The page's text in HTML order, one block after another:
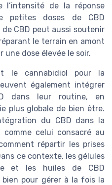
l’intensité de la réponse
petites doses de CBD
CBD peut aussi soutenir
le terrain en amont
dose élevée le soir.
le cannabidiol pour la
également intégrer
dans leur routine, en
plus globale de bien être.
du CBD dans la
comme celui consacré au
répartir les prises
ce contexte, les gélules
et les huiles de CBD
pour gérer à la fois la